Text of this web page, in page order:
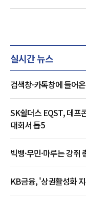
실시간 뉴스
검색창·카톡창에 들어
SK쉴더스 EQST, 데프
대회서 톱5
빅뱅·무민·마루는 강
KB금융, '상권활성화